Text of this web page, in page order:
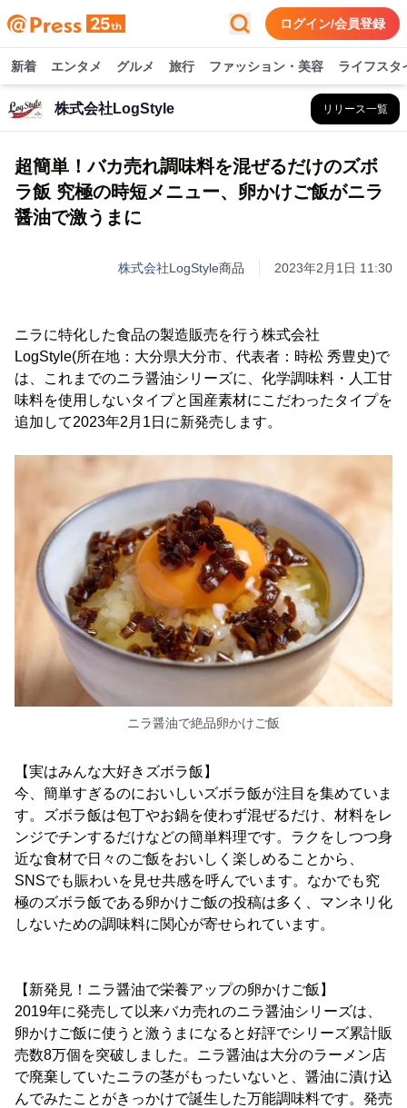
ログイン/会員登録
新着 エンタメ グルメ 旅行 ファッション・美容 ライフスタ
株式会社LogStyle リリース一覧
超簡単！バカ売れ調味料を混ぜるだけのズボ
ラ飯 究極の時短メニュー、卵かけご飯がニラ
醤油で激うまに
株式会社LogStyle商品 2023年2月1日 11:30
ニラに特化した食品の製造販売を行う株式会社
LogStyle(所在地：大分県大分市、代表者：時松 秀豊史)で
は、これまでのニラ醤油シリーズに、化学調味料・人工甘
味料を使用しないタイプと国産素材にこだわったタイプを
追加して2023年2月1日に新発売します。
ニラ醤油で絶品卵かけご飯
【実はみんな大好きズボラ飯】
今、簡単すぎるのにおいしいズボラ飯が注目を集めていま
す。ズボラ飯は包丁やお鍋を使わず混ぜるだけ、材料をレ
ンジでチンするだけなどの簡単料理です。ラクをしつつ身
近な食材で日々のご飯をおいしく楽しめることから、
SNSでも賑わいを見せ共感を呼んでいます。なかでも究
極のズボラ飯である卵かけご飯の投稿は多く、マンネリ化
しないための調味料に関心が寄せられています。
【新発見！ニラ醤油で栄養アップの卵かけご飯】
2019年に発売して以来バカ売れのニラ醤油シリーズは、
卵かけご飯に使うと激うまになると好評でシリーズ累計販
売数8万個を突破しました。ニラ醤油は大分のラーメン店
で廃棄していたニラの茎がもったいないと、醤油に漬け込
んでみたことがきっかけで誕生した万能調味料です。発売